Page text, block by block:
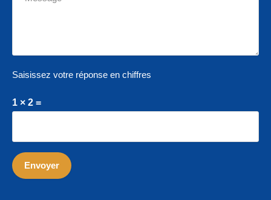
Saisissez votre réponse en chiffres
1 × 2 =